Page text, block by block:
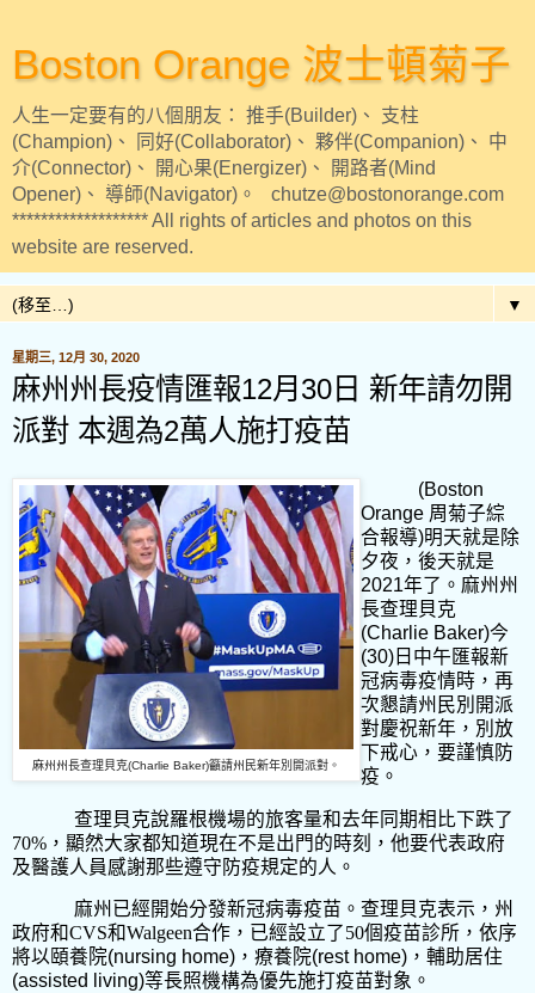
Boston Orange 波士頓菊子
人生一定要有的八個朋友： 推手(Builder)、 支柱
(Champion)、 同好(Collaborator)、 夥伴(Companion)、 中
介(Connector)、 開心果(Energizer)、 開路者(Mind
Opener)、 導師(Navigator)。 chutze@bostonorange.com
******************* All rights of articles and photos on this
website are reserved.
▼
星期三, 12月 30, 2020
麻州州長疫情匯報12月30日 新年請勿開
派對 本週為2萬人施打疫苗
麻州州長查理貝克(Charlie Baker)籲請州民新年別開派對。
(Boston
Orange 周菊子綜
合報導)明天就是除
夕夜，後天就是
2021年了。麻州州
長查理貝克
(Charlie Baker)今
(30) 日中午匯報新
冠病毒疫情時，再
次懇請州民別開派
對慶祝新年，別放
下戒心，要謹慎防
疫。
查理貝克說羅根機場的旅客量和去年同期相比下跌了
70% ，顯然大家都知道現在不是出門的時刻，他要代表政府
及醫護人員感謝那些遵守防疫規定的人。
麻州已經開始分發新冠病毒疫苗。查理貝克表示，州
政府和CVS和Walgeen合作，已經設立了50個疫苗診所，依序
將以頤養院(nursing home) ，療養院(rest home) ，輔助居住
(assisted living)等長照機構為優先施打疫苗對象。